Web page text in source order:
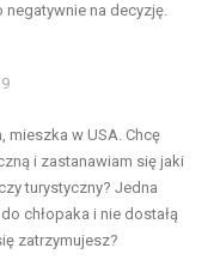
negatywnie na decyzję.
mieszka w USA. Chcę
i zastanawiam się jaki
turystyczny? Jedna
chłopaka i nie dostałą
zatrzymujesz?